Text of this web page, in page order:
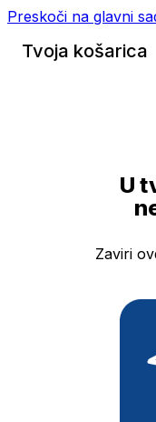
Preskoči na glavni
Tvoja košarica
U
Zaviri